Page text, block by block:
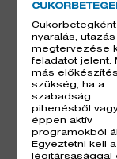
Cukorbetegként
nyaralás, utazás
megtervezése
feladatot jelent.
más
szükség, ha a
szabadság
pihenésből
éppen aktív
programokból
Egyeztetni kell
légitársasággal